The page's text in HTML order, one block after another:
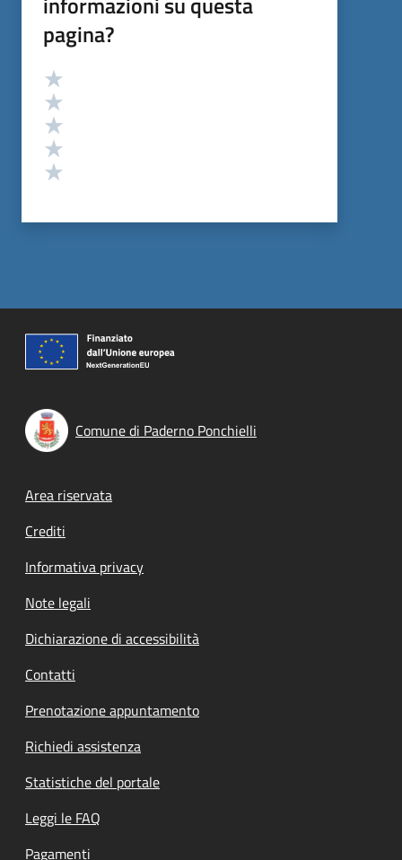
pagina?
Valutazione
Comune di Paderno Ponchielli
Footer menu
Area riservata
Crediti
Informativa privacy
Note legali
Dichiarazione di accessibilità
Contatti
Prenotazione appuntamento
Richiedi assistenza
Statistiche del portale
Leggi le FAQ
Pagamenti